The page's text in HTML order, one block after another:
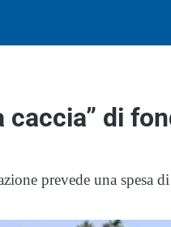
caccia” di
prevede una spesa